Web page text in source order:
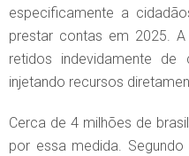
especificamente a
prestar contas em 2025.
retidos indevidamente de
injetando recursos
Cerca de 4 milhões de
por essa medida.